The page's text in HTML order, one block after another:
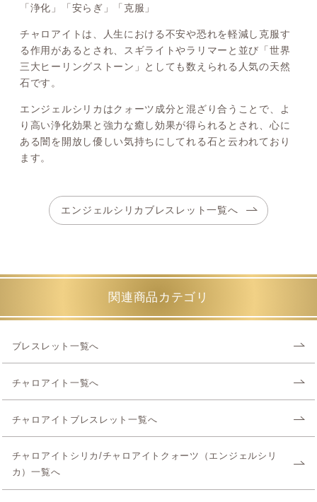
「浄化」「安らぎ」「克服」
チャロアイトは、人生における不安や恐れを軽減し克服す
る作用があるとされ、スギライトやラリマーと並び「世界
三大ヒーリングストーン」としても数えられる人気の天然
石です。
エンジェルシリカはクォーツ成分と混ざり合うことで、よ
り高い浄化効果と強力な癒し効果が得られるとされ、心に
ある闇を開放し優しい気持ちにしてれる石と云われており
ます。
エンジェルシリカブレスレット一覧へ
関連商品カテゴリ
ブレスレット一覧へ
チャロアイト一覧へ
チャロアイトブレスレット一覧へ
チャロアイトシリカ/チャロアイトクォーツ（エンジェルシリ
カ）一覧へ